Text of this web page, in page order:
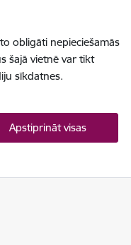
obligāti nepieciešamās
šajā vietnē var tikt
sīkdatnes.
Apstiprināt visas